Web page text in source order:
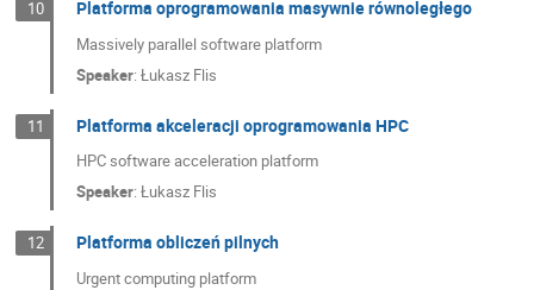
10 Platforma oprogramowania masywnie równoległego
Massively parallel software platform
Speaker:Łukasz Flis
11 Platforma akceleracji oprogramowania HPC
HPC software acceleration platform
Speaker:Łukasz Flis
12 Platforma obliczeń pilnych
Urgent computing platform